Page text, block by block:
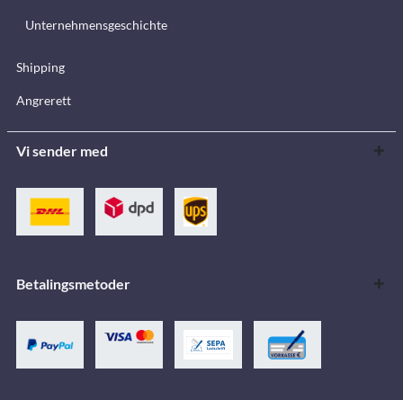
Unternehmensgeschichte
Shipping
Angrerett
Vi sender med
Betalingsmetoder